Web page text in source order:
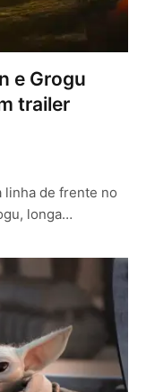
e Grogu
trailer
linha de frente no
longa…